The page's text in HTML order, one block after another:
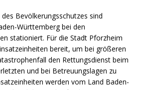
Bevölkerungsschutzes sind
Württemberg bei den
stationiert. Für die Stadt Pforzheim
bereit, um bei größeren
den Rettungsdienst beim
und bei Betreuungslagen zu
werden vom Land Baden-